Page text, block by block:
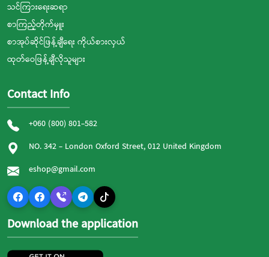
သင်ကြားရေးဆရာ
စာကြည့်တိုက်မှူး
စာအုပ်ဆိုင်ဖြန့်ချီရေး ကိုယ်စားလှယ်
ထုတ်ဝေဖြန့်ချီလိုသူများ
Contact Info
+060 (800) 801-582
NO. 342 - London Oxford Street, 012 United Kingdom
eshop@gmail.com
Download the application